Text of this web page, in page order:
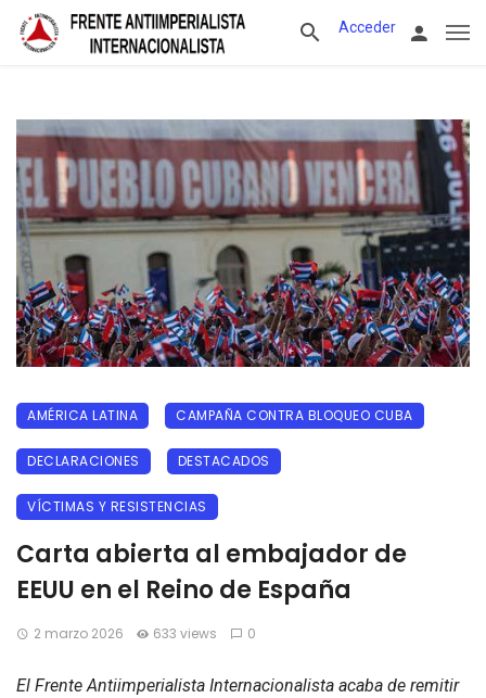
Acceder
AMÉRICA LATINA CAMPAÑA CONTRA BLOQUEO CUBA
DECLARACIONES DESTACADOS
VÍCTIMAS Y RESISTENCIAS
Carta abierta al embajador de
EEUU en el Reino de España
2 marzo 2026 633 views 0
El Frente Antiimperialista Internacionalista acaba de remitir